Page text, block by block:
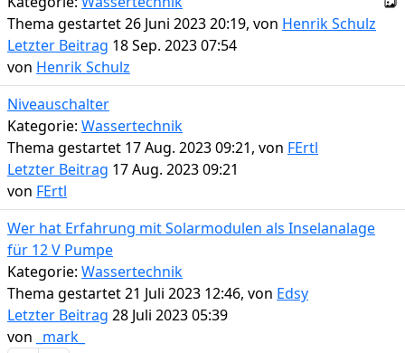
Thema gestartet 26 Juni 2023 20:19, von Henrik Schulz
Letzter Beitrag 18 Sep. 2023 07:54
von Henrik Schulz
Niveauschalter
Kategorie: Wassertechnik
Thema gestartet 17 Aug. 2023 09:21, von FErtl
Letzter Beitrag 17 Aug. 2023 09:21
von FErtl
Wer hat Erfahrung mit Solarmodulen als Inselanalage
für 12 V Pumpe
Kategorie: Wassertechnik
Thema gestartet 21 Juli 2023 12:46, von Edsy
Letzter Beitrag 28 Juli 2023 05:39
von _mark_